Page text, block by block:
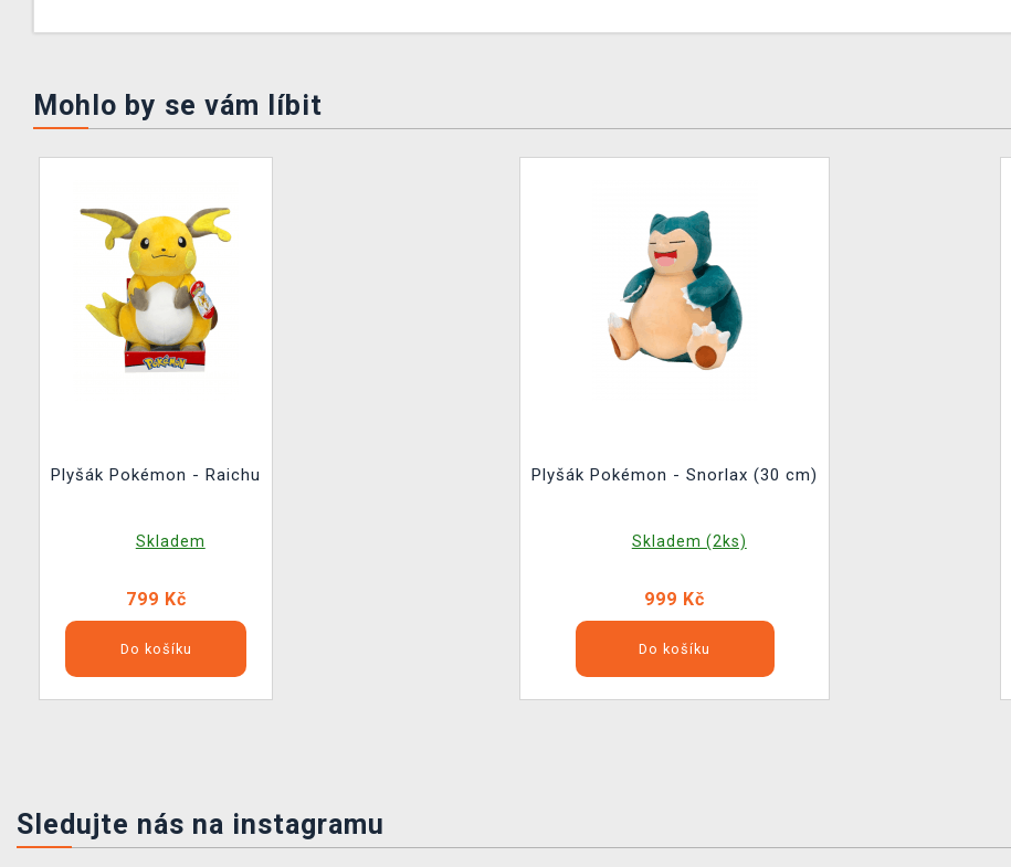
Mohlo by se vám líbit
Plyšák Pokémon - Raichu
Skladem
799 Kč
Do košíku
Plyšák Pokémon - Snorlax (30 cm)
Skladem (2ks)
999 Kč
Do košíku
Sledujte nás na instagramu